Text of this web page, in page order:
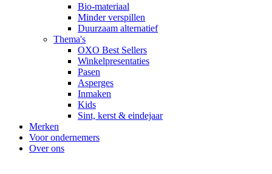
Bio-materiaal
Minder verspillen
Duurzaam alternatief
Thema's
OXO Best Sellers
Winkelpresentaties
Pasen
Asperges
Inmaken
Kids
Sint, kerst & eindejaar
Merken
Voor ondernemers
Over ons